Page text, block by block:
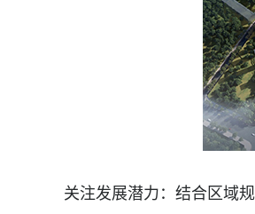
关注发展潜力：结合区域